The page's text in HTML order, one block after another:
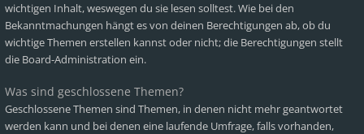
wichtigen Inhalt, weswegen du sie lesen solltest. Wie bei den
Bekanntmachungen hängt es von deinen Berechtigungen ab, ob du
wichtige Themen erstellen kannst oder nicht; die Berechtigungen stellt
die Board-Administration ein.
Was sind geschlossene Themen?
Geschlossene Themen sind Themen, in denen nicht mehr geantwortet
werden kann und bei denen eine laufende Umfrage, falls vorhanden,